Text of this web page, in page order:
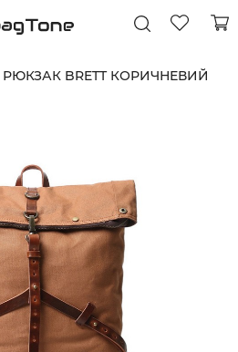
BRETT КОРИЧНЕВИЙ